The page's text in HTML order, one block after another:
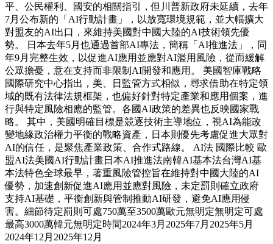
平、公民權利、國安的相關指引，但川普新政府未延續，去年
7月公布新的「AI行動計畫」，以放寬環境規範，並大幅擴大
對盟友的AI出口，來維持美國對中國大陸的AI技術領先優
勢。 日本去年5月也通過首部AI專法，簡稱「AI推進法」，同
年9月完整生效，以促進AI應用並應對AI濫用風險，從而緩解
公眾擔憂，意在支持而非限制AI開發和應用。 美國智庫戰略
國際研究中心指出，美、日監管方式相似，尋求借助在特定領
域的既有法律法規框架，也偏好針對特定產業和應用個案，進
行與特定風險相應的監管。各國AI政策的差異也反映國家戰
略。 其中，美國明確目標是競逐技術主導地位，視AI為能改
變地緣政治權力平衡的戰略資產，日本則優先考慮促進大眾對
AI的信任，是聚焦產業政策、合作式路線。 AI法 國際比較 歐
盟AI法美國AI行動計畫日本AI推進法南韓AI基本法台灣AI基
本法特色全球最早，著重風險管控旨在維持對中國大陸的AI
優勢，加速創新促進AI應用並應對風險，未定罰則確立政府
支持AI基礎，平衡創新與管制推動AI研發，避免AI應用侵
害。細節待定罰則可處750萬至3500萬歐元無明定無明定可處
最高3000萬韓元無明定時間2024年3月2025年7月2025年5月
2024年12月2025年12月